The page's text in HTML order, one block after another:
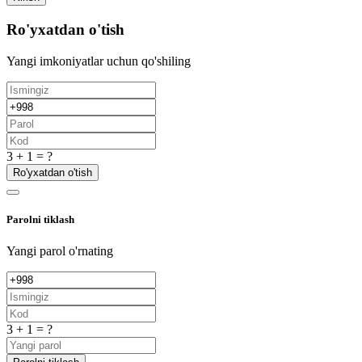
Ro'yxatdan o'tish
Yangi imkoniyatlar uchun qo'shiling
3 + 1 = ?
Ro'yxatdan o'tish
Parolni tiklash
Yangi parol o'rnating
3 + 1 = ?